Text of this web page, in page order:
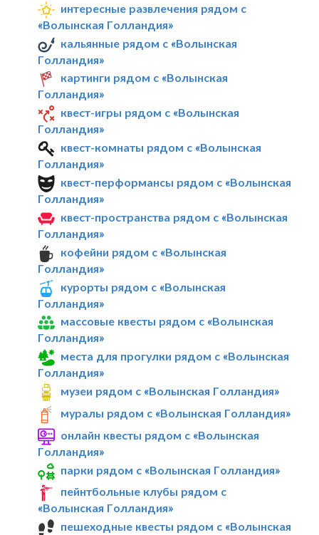
интересные развлечения рядом с
«Волынская Голландия»
кальянные рядом с «Волынская
Голландия»
картинги рядом с «Волынская
Голландия»
квест-игры рядом с «Волынская
Голландия»
квест-комнаты рядом с «Волынская
Голландия»
квест-перформансы рядом с «Волынская
Голландия»
квест-пространства рядом с «Волынская
Голландия»
кофейни рядом с «Волынская
Голландия»
курорты рядом с «Волынская
Голландия»
массовые квесты рядом с «Волынская
Голландия»
места для прогулки рядом с «Волынская
Голландия»
музеи рядом с «Волынская Голландия»
муралы рядом с «Волынская Голландия»
онлайн квесты рядом с «Волынская
Голландия»
парки рядом с «Волынская Голландия»
пейнтбольные клубы рядом с
«Волынская Голландия»
пешеходные квесты рядом с «Волынская